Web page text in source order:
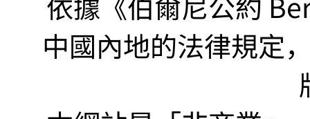
中國內地的法律規定